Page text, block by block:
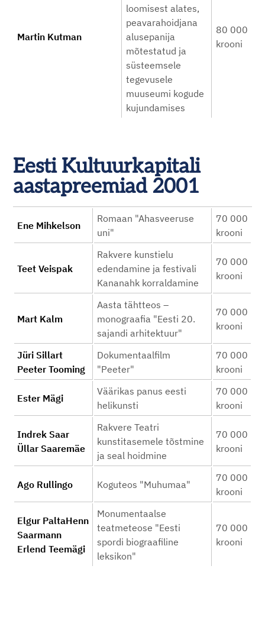
Martin Kutman
loomisest alates,
peavarahoidjana
alusepanija
mõtestatud ja
süsteemsele
tegevusele
muuseumi kogude
kujundamises
80 000
krooni
Eesti Kultuurkapitali
aastapreemiad 2001
Ene Mihkelson
Romaan "Ahasveeruse
uni"
70 000
krooni
Teet Veispak
Rakvere kunstielu
edendamine ja festivali
Kananahk korraldamine
70 000
krooni
Mart Kalm
Aasta tähtteos –
monograafia "Eesti 20.
sajandi arhitektuur"
70 000
krooni
Jüri Sillart
Peeter Tooming
Dokumentaalfilm
"Peeter"
70 000
krooni
Ester Mägi
Väärikas panus eesti
helikunsti
70 000
krooni
Indrek Saar
Üllar Saaremäe
Rakvere Teatri
kunstitasemele tõstmine
ja seal hoidmine
70 000
krooni
Ago Rullingo Koguteos "Muhumaa"
70 000
krooni
Elgur PaltaHenn
Saarmann
Erlend Teemägi
Monumentaalse
teatmeteose "Eesti
spordi biograafiline
leksikon"
70 000
krooni